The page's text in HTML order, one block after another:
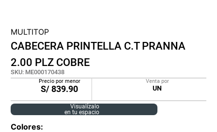
MULTITOP
CABECERA PRINTELLA C.T PRANNA
2.00 PLZ COBRE
SKU: ME000170438
Precio por menor
S/839.90
Venta por
UN
Visualízalo
en tu espacio
Colores